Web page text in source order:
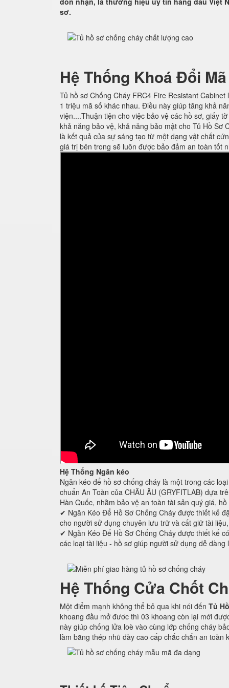
sơ.
Hệ Thống Khoá Đổi
Tủ hồ sơ Chống Cháy FRC4 Fire Resistant
1 triệu mã số khác nhau. Điều này giúp tăng khả
viện....Thuận tiện cho việc bảo vệ các hồ sơ, giấy
khả năng bảo vệ, khả năng bảo mật cho Tủ Hồ Sơ
là kết quả của sự sáng tạo từ một dạng vật chất
giá trị bên trong sẽ luôn được bảo đảm an toàn tốt
Hệ Thống Ngăn kéo
Ngăn kéo để hồ sơ chống cháy là một trong các
chuẩn An Toàn của CHÂU ÂU (GRYFITLAB) dựa
Hàn Quốc, nhằm bảo vệ an toàn tài sản quý giá,
✔ Ngăn Kéo Để Hồ Sơ Chống Cháy được thiết kế
cho người sử dụng chuyên lưu trữ và cất giữ tài
✔ Ngăn Kéo Để Hồ Sơ Chống Cháy được thiết kế
các loại tài liệu - hồ sơ giúp người sử dụng dễ
Hệ Thống Cửa Chốt
Một điểm mạnh không thể bỏ qua khi nói đến Tủ
khoang đầu mở đươc thì 03 khoang còn lại mới
này giúp chống lửa loè vào cùng lớp chống cháy
làm bằng thép nhũ dày cao cấp chắc chắn an